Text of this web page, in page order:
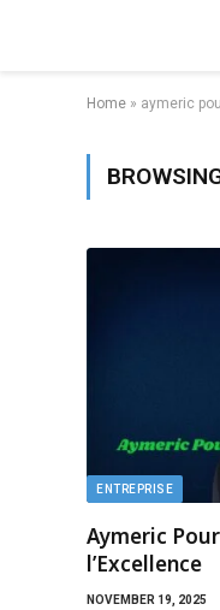
Home » aymeric
ENTREPRISE
Aymeric
l’Excellence
NOVEMBER 19, 2025